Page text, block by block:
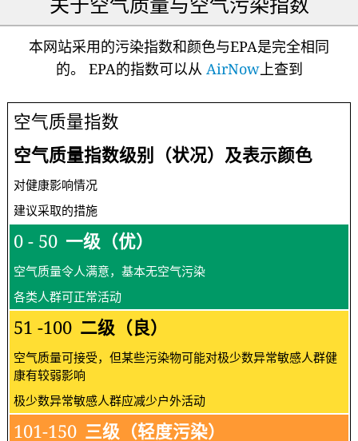
本网站采用的污染指数和颜色与EPA是完全相同
的。 EPA的指数可以从 AirNow上查到
空气质量指数
空气质量指数级别（状况）及表示颜色
对健康影响情况
建议采取的措施
0 - 50 一级（优）
空气质量令人满意，基本无空气污染
各类人群可正常活动
51 -100 二级（良）
空气质量可接受，但某些污染物可能对极少数异常敏感人群健
康有较弱影响
极少数异常敏感人群应减少户外活动
101-150 三级（轻度污染）